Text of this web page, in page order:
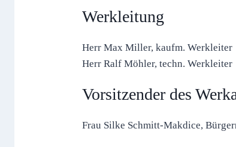
Werkleitung
Herr Max Miller, kaufm. Werkleiter
Herr Ralf Möhler, techn. Werkleiter
Vorsitzender des
Frau Silke Schmitt-Makdice,